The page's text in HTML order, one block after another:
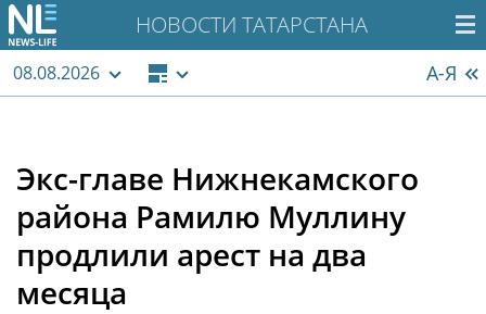
НОВОСТИ ТАТАРСТАНА
08.08.2026 А-Я
Экс-главе Нижнекамского
района Рамилю Муллину
продлили арест на два
месяца